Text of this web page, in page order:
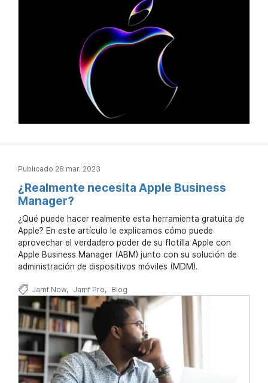
Publicado 28 mar. 2023
¿Realmente necesita Apple Business
Manager?
¿Qué puede hacer realmente esta herramienta gratuita de
Apple? En este artículo le explicamos cómo puede
aprovechar el verdadero poder de su flotilla Apple con
Apple Business Manager (ABM) junto con su solución de
administración de dispositivos móviles (MDM).
Jamf Now Jamf Pro Blog